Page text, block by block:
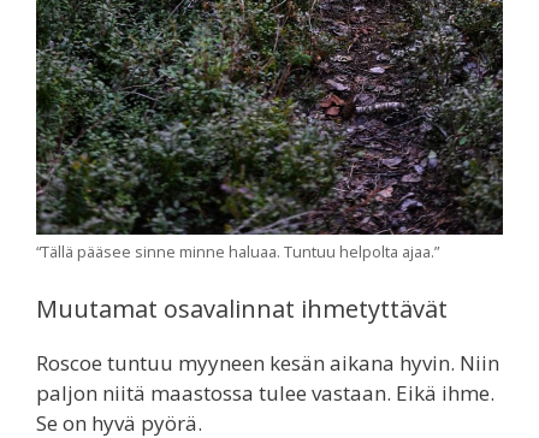
“Tällä pääsee sinne minne haluaa. Tuntuu helpolta ajaa.”
Muutamat osavalinnat ihmetyttävät
Roscoe tuntuu myyneen kesän aikana hyvin. Niin
paljon niitä maastossa tulee vastaan. Eikä ihme.
Se on hyvä pyörä.